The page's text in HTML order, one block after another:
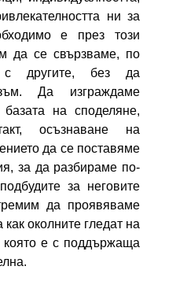
ни за
е през този
да се свързваме, по
с другите, без да
Да изграждаме
базата на споделяне,
осъзнаване на
да се поставяме
за да разбираме по-
за неговите
да проявяваме
околните гледат на
която е с поддържаща